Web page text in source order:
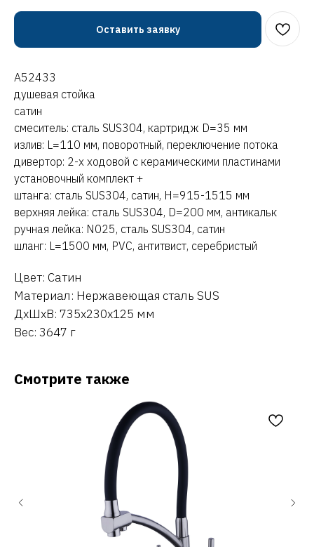
Оставить заявку
A52433
душевая стойка
сатин
смеситель: сталь SUS304, картридж D=35 мм
излив: L=110 мм, поворотный, переключение потока
дивертор: 2-х ходовой с керамическими пластинами
установочный комплект +
штанга: сталь SUS304, сатин, H=915-1515 мм
верхняя лейка: сталь SUS304, D=200 мм, антикальк
ручная лейка: N025, сталь SUS304, сатин
шланг: L=1500 мм, PVC, антитвист, серебристый
Цвет: Сатин
Материал: Нержавеющая сталь SUS
ДxШxВ: 735x230x125 мм
Вес: 3647 г
Смотрите также